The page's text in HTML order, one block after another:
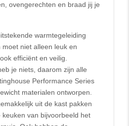
ovengerechten en braad jij je
warmtegeleiding
moet niet alleen leuk en
efficiënt en veilig.
je niets, daarom zijn alle
Performance Series
materialen ontworpen.
uit de kast pakken
van bijvoorbeeld het